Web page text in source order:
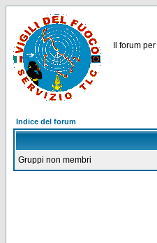
Il forum per
Indice del forum
Gruppi non membri